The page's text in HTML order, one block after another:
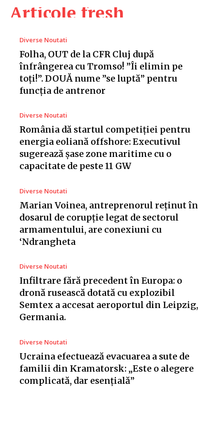
Articole fresh
Diverse Noutati
Folha, OUT de la CFR Cluj după
înfrângerea cu Tromso! ”Îi elimin pe
toți!”. DOUĂ nume ”se luptă” pentru
funcția de antrenor
Diverse Noutati
România dă startul competiției pentru
energia eoliană offshore: Executivul
sugerează șase zone maritime cu o
capacitate de peste 11 GW
Diverse Noutati
Marian Voinea, antreprenorul reținut în
dosarul de corupție legat de sectorul
armamentului, are conexiuni cu
‘Ndrangheta
Diverse Noutati
Infiltrare fără precedent în Europa: o
dronă rusească dotată cu explozibil
Semtex a accesat aeroportul din Leipzig,
Germania.
Diverse Noutati
Ucraina efectuează evacuarea a sute de
familii din Kramatorsk: „Este o alegere
complicată, dar esențială”